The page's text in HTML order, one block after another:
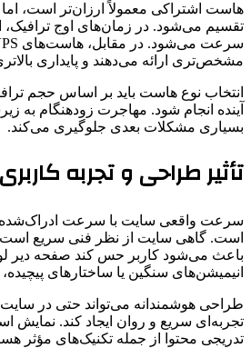
هاست اشتراکی معمولاً ارزان‌تر است،
تقسیم می‌شود. در زمان‌های اوج
مشخص‌تری ارائه می‌دهند و پایداری
انتخاب نوع هاست باید بر اساس حجم
آینده انجام شود. مهاجرت زودهنگام به
بسیاری مشکلات بعدی جلوگیری می‌کند.
تأثیر طراحی و تجربه
سرعت واقعی سایت با سرعت ادراک‌شده
است. گاهی سایت از نظر فنی سریع
باعث می‌شود کاربر حس کند صفحه دیر
انیمیشن‌های سنگین یا ساختارهای
طراحی هوشمندانه می‌تواند حتی در
تجربه‌ای سریع و روان ایجاد کند. نمایش
تدریجی محتوا از جمله تکنیک‌های مؤثر